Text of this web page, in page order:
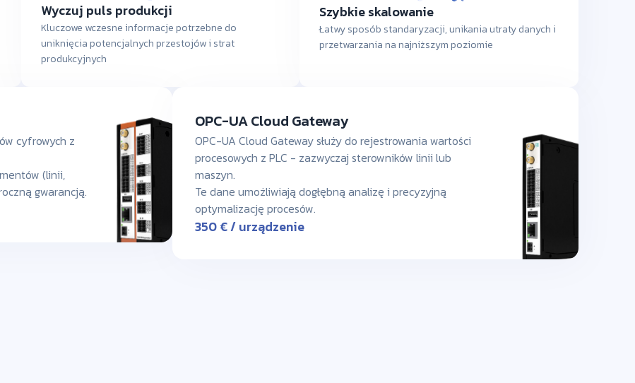
Wyczuj puls produkcji
Kluczowe wczesne informacje potrzebne do
uniknięcia potencjalnych przestojów i strat
produkcyjnych
Szybkie skalowanie
Łatwy sposób standaryzacji, unikania utraty danych i
przetwarzania na najniższym poziomie
cyfrowych z
(linii,
gwarancją.
OPC-UA Cloud Gateway
OPC-UA Cloud Gateway służy do rejestrowania wartości
procesowych z PLC - zazwyczaj sterowników linii lub
maszyn.
Te dane umożliwiają dogłębną analizę i precyzyjną
optymalizację procesów.
350 € / urządzenie